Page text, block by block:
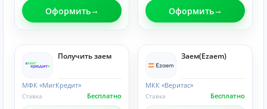
Оформить Оформить
Получить заем
МФК «МигКредит»
Бесплатно
Ставка
Заем(Ezaem)
МКК «Веритас»
Бесплатно
Ставка